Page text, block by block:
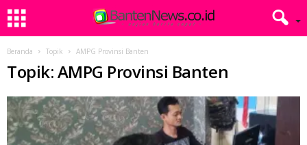
Beranda Topik AMPG Provinsi Banten
Topik: AMPG Provinsi Banten